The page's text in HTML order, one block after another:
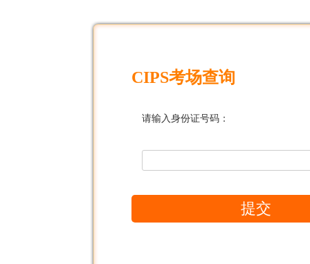
CIPS考场查询
请输入身份证号码：
提交